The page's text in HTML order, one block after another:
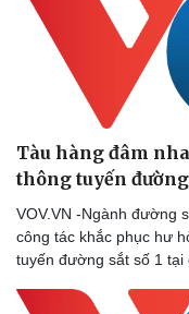
Dinh dưỡng - món ngon
Cây thuốc
Sản phụ khoa
Nhi khoa
Nam khoa
Làm đẹp - giảm cân
Ăn sạch sống khỏe
Tàu hàng đâm
thông tuyến đường
VOV.VN -Ngành đường
công tác khắc phục hư
tuyến đường sắt số 1 tại